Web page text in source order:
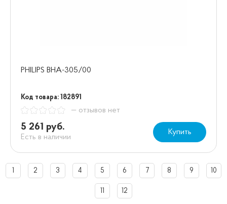
PHILIPS BHA-305/00
Код товара: 182891
— отзывов нет
5 261 руб.
Есть в наличии
Купить
1 2 3 4 5 6 7 8 9 10
11 12